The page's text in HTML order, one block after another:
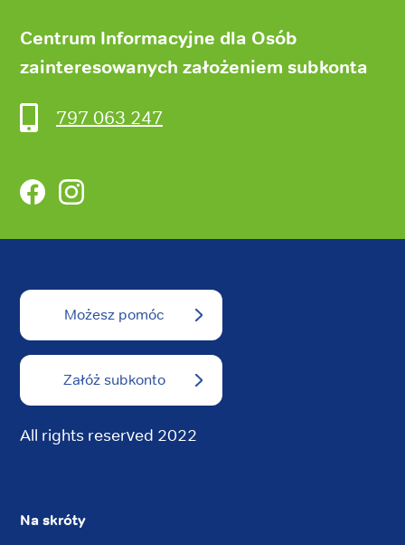
Centrum Informacyjne dla Osób
zainteresowanych założeniem subkonta
797 063 247
FacebookInstagram
Możesz pomóc
Załóż subkonto
All rights reserved 2022
Na skróty